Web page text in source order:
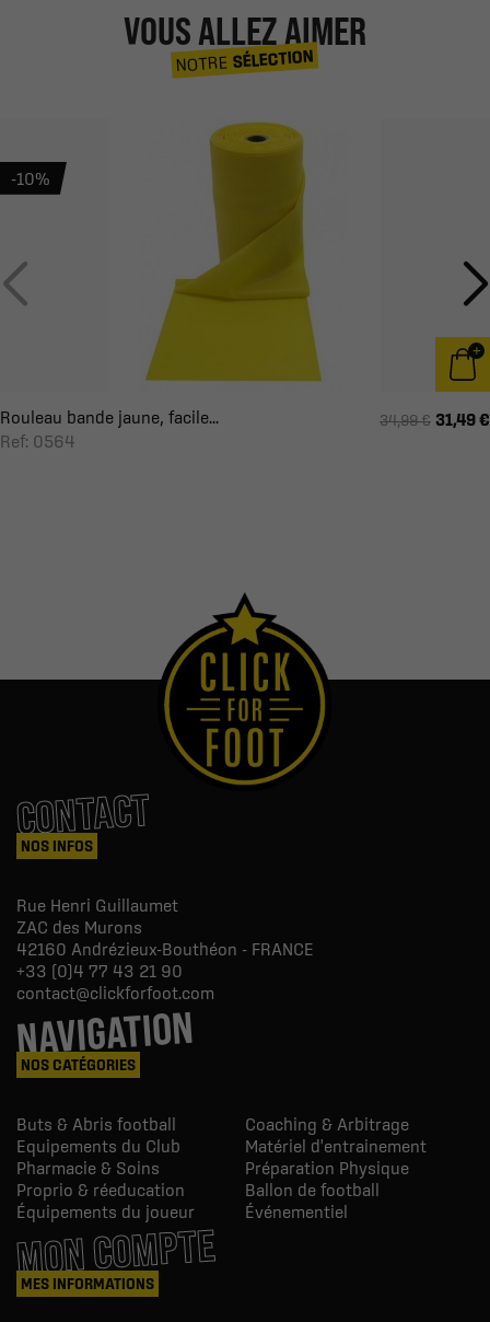
VOUS ALLEZ AIMER
NOTRESÉLECTION
Rouleau bande jaune, facile...
Ref: 0564
34,99 € 31,49 €
-10%
CONTACT
NOS INFOS
Rue Henri Guillaumet
ZAC des Murons
42160 Andrézieux-Bouthéon - FRANCE
+33 (0)4 77 43 21 90
contact@clickforfoot.com
NAVIGATION
NOS CATÉGORIES
Buts & Abris football
Coaching & Arbitrage
Equipements du Club
Matériel d'entrainement
Pharmacie & Soins
Préparation Physique
Proprio & réeducation
Ballon de football
Équipements du joueur
Événementiel
MON COMPTE
MES INFORMATIONS